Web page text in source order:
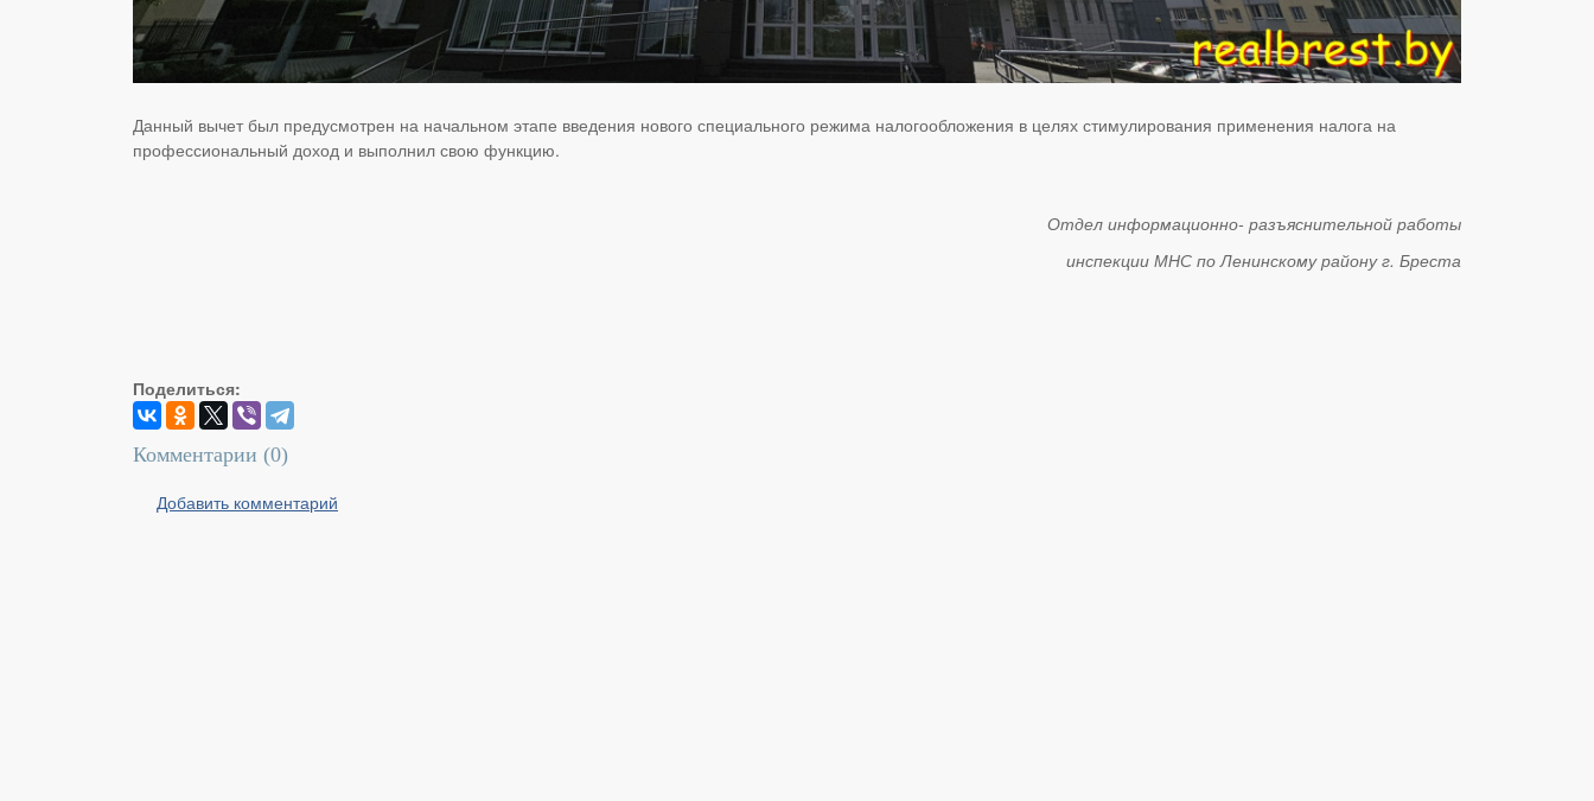
Данный вычет был предусмотрен на начальном этапе введения нового специального режима налогообложения в целях стимулирования применения налога на
профессиональный доход и выполнил свою функцию.
Отдел информационно- разъяснительной работы
инспекции МНС по Ленинскому району г. Бреста
Поделиться:
Комментарии (0)
Добавить комментарий